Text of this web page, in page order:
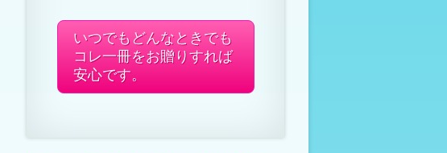
いつでもどんなときでも
コレ一冊をお贈りすれば
安心です。